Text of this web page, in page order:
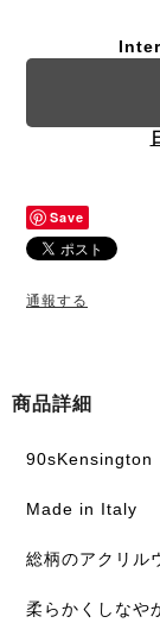
Save
通報する
商品詳細
90sKensington
Made in Italy
総柄のアクリル
柔らかくしなや